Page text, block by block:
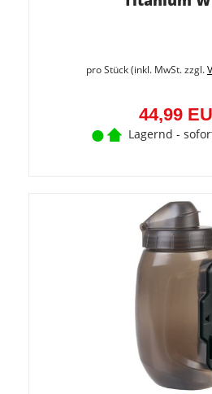
pro Stück (inkl. MwSt. zzgl.
44,99
Lagernd -